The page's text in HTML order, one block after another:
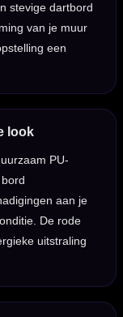
stevige dartbord
van je muur
een
look
PU-
aan je
De rode
uitstraling